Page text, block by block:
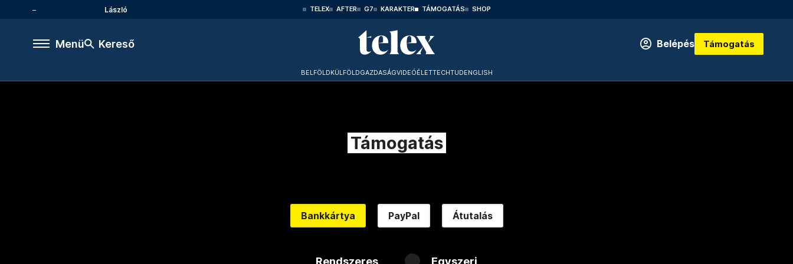
László TELEX AFTER G7 KARAKTER TÁMOGATÁS SHOP
Menü Kereső Belépés Támogatás
BELFÖLDKÜLFÖLDGAZDASÁGVIDEÓÉLETTECHTUDENGLISH
Támogatás
Bankkártya PayPal Átutalás
Rendszeres Egyszeri